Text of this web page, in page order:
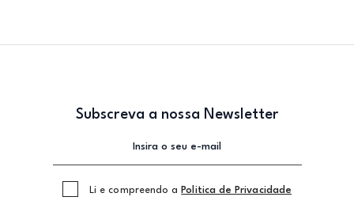
Subscreva a nossa Newsletter
Li e compreendo a Politica de Privacidade